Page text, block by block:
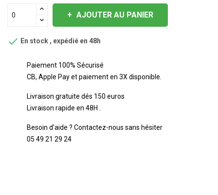
AJOUTER AU PANIER
 En stock , expédié en 48h
Paiement 100% Sécurisé
CB, Apple Pay et paiement en 3X disponible.
Livraison gratuite dés 150 euros
Livraison rapide en 48H .
Besoin d’aide ? Contactez-nous sans hésiter
05 49 21 29 24